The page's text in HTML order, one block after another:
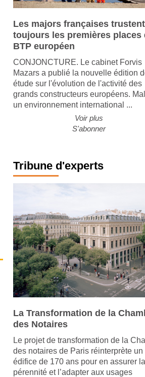
Les majors françaises trustent
toujours les premières places
BTP européen
CONJONCTURE. Le cabinet Forvis
Mazars a publié la nouvelle édition
étude sur l'évolution de l'activité des
grands constructeurs européens.
un environnement international ...
Voir plus
S'abonner
Tribune d'experts
La Transformation de la
des Notaires
Le projet de transformation de la
des notaires de Paris réinterprète un
édifice de 170 ans pour en assurer la
pérennité et l’adapter aux usages